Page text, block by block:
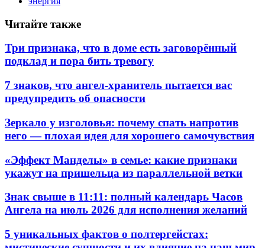
Читайте также
Три признака, что в доме есть заговорённый
подклад и пора бить тревогу
7 знаков, что ангел-хранитель пытается вас
предупредить об опасности
Зеркало у изголовья: почему спать напротив
него — плохая идея для хорошего самочувствия
«Эффект Манделы» в семье: какие признаки
укажут на пришельца из параллельной ветки
Знак свыше в 11:11: полный календарь Часов
Ангела на июль 2026 для исполнения желаний
5 уникальных фактов о полтергейстах: